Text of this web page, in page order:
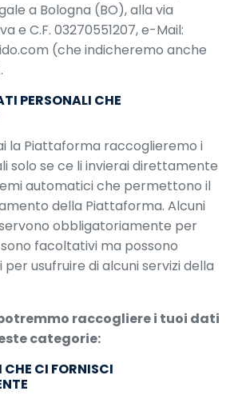
a Bologna (BO), alla via
e C.F. 03270551207, e-Mail:
(che indicheremo anche
PERSONALI CHE
la Piattaforma raccoglieremo i
solo se ce li invierai direttamente
automatici che permettono il
della Piattaforma. Alcuni
obbligatoriamente per
facoltativi ma possono
usufruire di alcuni servizi della
raccogliere i tuoi dati
categorie:
CI FORNISCI